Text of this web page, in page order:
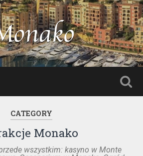
CATEGORY
Monako
wszystkim: kasyno w Monte